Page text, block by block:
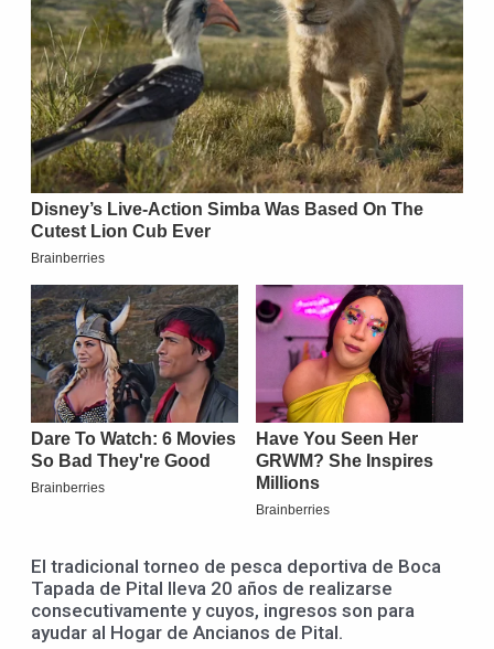
El tradicional torneo de pesca deportiva de Boca
Tapada de Pital lleva 20 años de realizarse
consecutivamente y cuyos, ingresos son para
ayudar al Hogar de Ancianos de Pital.